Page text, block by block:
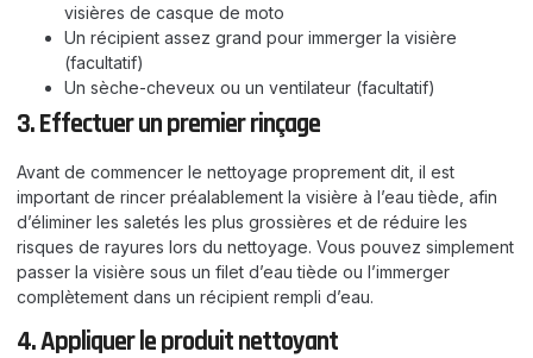
visières de casque de moto
Un récipient assez grand pour immerger la visière
(facultatif)
Un sèche-cheveux ou un ventilateur (facultatif)
3. Effectuer un premier rinçage
Avant de commencer le nettoyage proprement dit, il est
important de rincer préalablement la visière à l’eau tiède, afin
d’éliminer les saletés les plus grossières et de réduire les
risques de rayures lors du nettoyage. Vous pouvez simplement
passer la visière sous un filet d’eau tiède ou l’immerger
complètement dans un récipient rempli d’eau.
4. Appliquer le produit nettoyant